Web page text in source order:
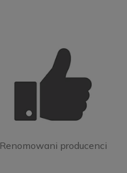
Renomowani producenci